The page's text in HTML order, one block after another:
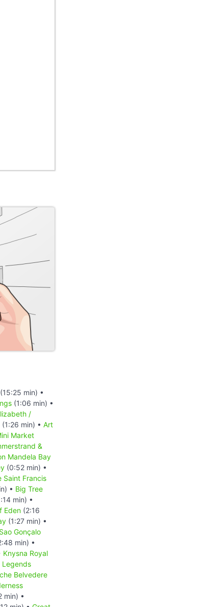
(15:25 min) •
(1:06 min) •
/
(1:26 min) • Art
Market
&
Mandela Bay
(0:52 min) •
Saint Francis
• Big Tree
min) •
Eden (2:16
(1:27 min) •
Sao Gonçalo
min) •
Knysna Royal
Legends
Belvedere
min) •